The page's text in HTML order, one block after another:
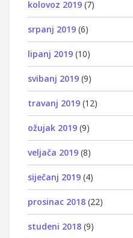
kolovoz 2019 (7)
srpanj 2019 (6)
lipanj 2019 (10)
svibanj 2019 (9)
travanj 2019 (12)
ožujak 2019 (9)
veljača 2019 (8)
siječanj 2019 (4)
prosinac 2018 (22)
studeni 2018 (9)